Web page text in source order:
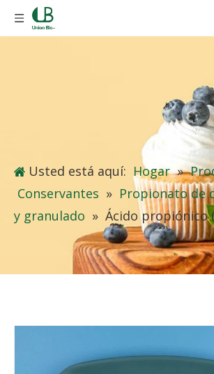
Usted está aquí: Hogar »
Conservantes » Propionato de
y granulado » Ácido propiónico